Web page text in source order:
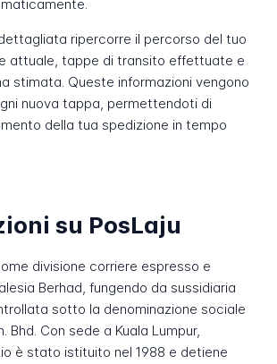
ripercorre il percorso del tuo
attuale, tappe di transito effettuate e
stimata. Queste informazioni vengono
nuova tappa, permettendoti di
della tua spedizione in tempo
su PosLaju
divisione corriere espresso e
Berhad, fungendo da sussidiaria
sotto la denominazione sociale
Bhd. Con sede a Kuala Lumpur,
è stato istituito nel 1988 e detiene